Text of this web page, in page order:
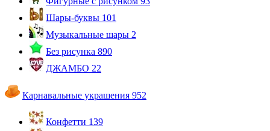
Шары-буквы 101
Музыкальные шары 2
Без рисунка 890
ДЖАМБО 22
Карнавальные украшения 952
Конфетти 139